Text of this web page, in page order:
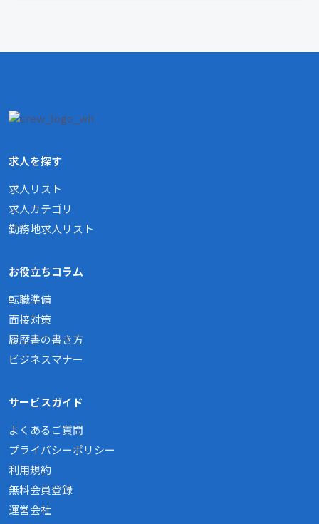
求人を探す
求人リスト
求人カテゴリ
勤務地求人リスト
お役立ちコラム
転職準備
面接対策
履歴書の書き方
ビジネスマナー
サービスガイド
よくあるご質問
プライバシーポリシー
利用規約
無料会員登録
運営会社